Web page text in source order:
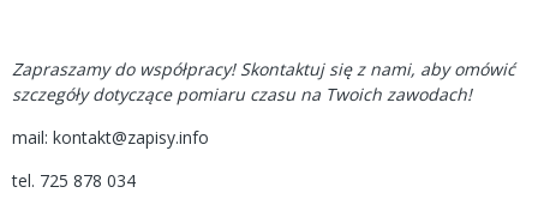
Zapraszamy do współpracy! Skontaktuj się z nami, aby omówić
szczegóły dotyczące pomiaru czasu na Twoich zawodach!
mail: kontakt@zapisy.info
tel. 725 878 034